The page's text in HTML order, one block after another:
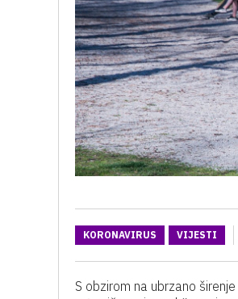
KORONAVIRUS VIJESTI
S obzirom na ubrzano